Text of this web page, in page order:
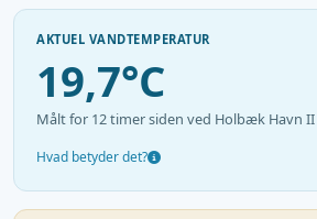
AKTUEL VANDTEMPERATUR
19,7°C
Målt for 12 timer siden ved Holbæk Havn
Hvad betyder det?